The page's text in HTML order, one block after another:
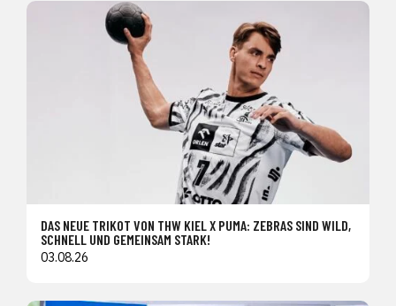
DAS NEUE TRIKOT VON THW KIEL X PUMA: ZEBRAS SIND WILD,
SCHNELL UND GEMEINSAM STARK!
03.08.26